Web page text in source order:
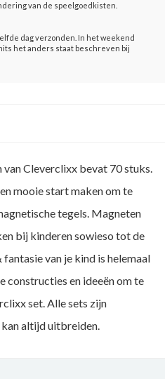
van de speelgoedkisten.
dag verzonden. In het weekend
het anders staat beschreven bij
Cleverclixx bevat 70 stuks.
mooie start maken om te
tegels. Magneten
bij kinderen sowieso tot de
van je kind is helemaal
constructies en ideeën om te
set. Alle sets zijn
altijd uitbreiden.